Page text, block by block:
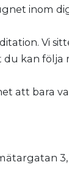
inom
Vi
kan följa
att bara
3,